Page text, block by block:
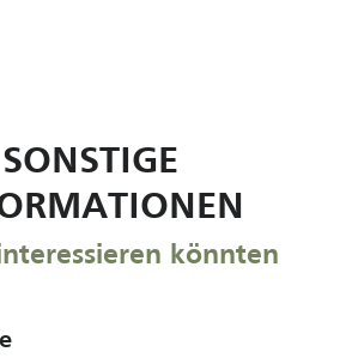
SONSTIGE
könnten